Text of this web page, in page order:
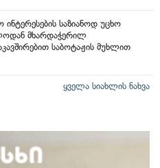
საზიანოდ უცხო
მხარდაჭერილ
საბოტაჟის მუხლით
ყველა სიახლის ნახვა